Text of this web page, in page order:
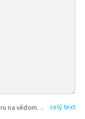
Vyplněním shora uvedených údajů beru na vědomí, že společnost TEXT FACTORY s.r.o., sídlem Brno, Durďákova 336/29, Černá Pole, PSČ: 613 00, IČ: 06157831, zapsané u Krajského soudu v Brně, oddíl C, vložka 100399, bude zpracovávat mé osobní údaje uvedené v rámci mnou vyplněného registračního formuláře na základě oprávněných zájmů TEXT FACTORY s.r.o. dle čl. 6 odst. 1 písm. f) GDPR a pro splnění právních povinností (čl. 6 odst. 1 písm. c) GDPR), a to pro tyto účely: nezbytnost zajistit oprávnění návštěvníka webových stránek provozovaných společností TEXT FACTORY s.r.o. přispívat aktivně ke zveřejněným článkům nebo v rámci diskusních fór a výkon práv TEXT FACTORY s.r.o. jako administrátora těchto diskusních fór. Více informací o zpracování osobních údajů a právech lze nalézt v celý text